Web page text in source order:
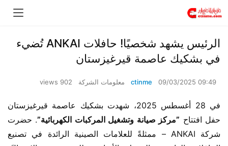
الرئيس يشهد شخصيًا! حافلات ANKAI تُضيء
في بشكيك عاصمة قيرغيزستان
ctinme 09/03/2025 09:49 معلومات الشركة 902 views
حفل افتتاح ​ ​”مركز صيانة وتشغيل المركبات الكهربائية”​